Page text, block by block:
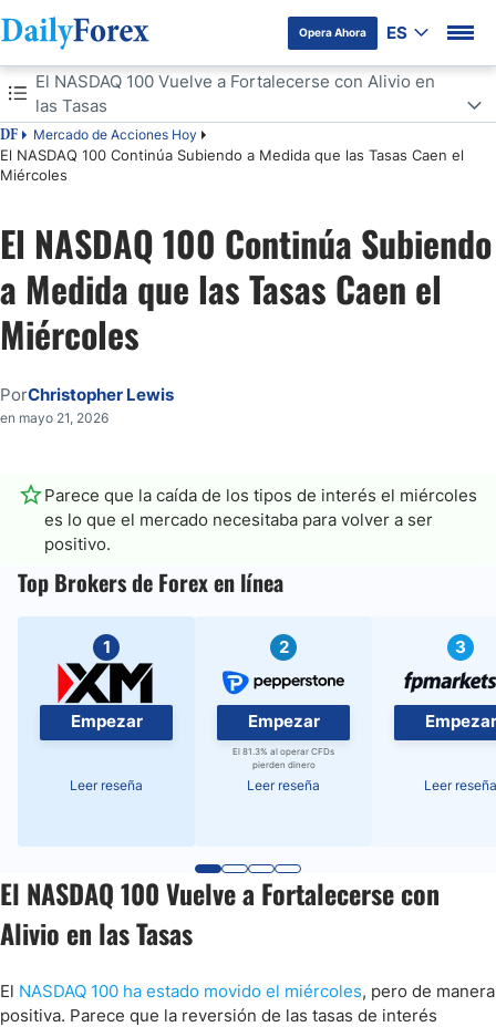
Opera Ahora ES
Tabla de contenidos
DF Mercado de Acciones Hoy
El NASDAQ 100 Continúa Subiendo a Medida que las Tasas Caen el
Miércoles
El NASDAQ 100 Vuelve a Fortalecerse con Alivio en
las Tasas
El NASDAQ 100 Vuelve a Fortalecerse con Alivio en las Tasas
El NASDAQ 100 Continúa Subiendo
a Medida que las Tasas Caen el
Miércoles
PorChristopher Lewis
en mayo 21, 2026
Parece que la caída de los tipos de interés el miércoles
es lo que el mercado necesitaba para volver a ser
positivo.
Top Brokers de Forex en línea
1
Empezar
Leer reseña
2
Empezar
El 81.3% al operar CFDs
pierden dinero
Leer reseña
3
Empezar
Leer reseña
El NASDAQ 100 Vuelve a Fortalecerse con
Alivio en las Tasas
El NASDAQ 100 ha estado movido el miércoles, pero de manera
positiva. Parece que la reversión de las tasas de interés